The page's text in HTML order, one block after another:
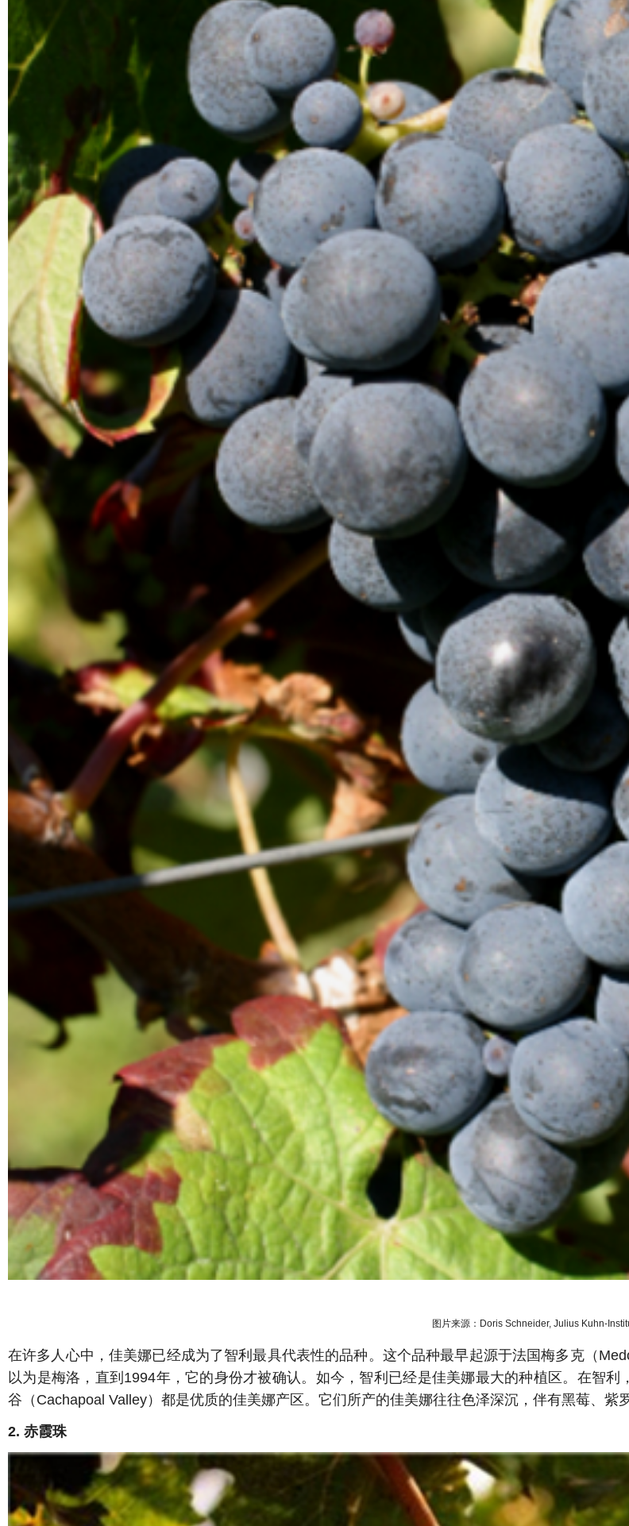
图片来源：Doris Schneider, Julius Kuhn-
在许多人心中，佳美娜已经成为了智利最具代表性的品种。这个品种最早起源于法国梅多克（
以为是梅洛，直到1994年，它的身份才被确认。如今，智利已经是佳美娜最大的种植区。在智
谷（Cachapoal Valley）都是优质的佳美娜产区。它们所产的佳美娜往往色泽深沉，伴有黑莓、紫
2. 赤霞珠